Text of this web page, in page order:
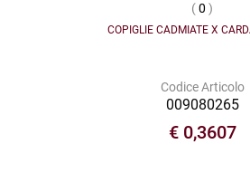
(0 )
COPIGLIE CADMIATE X
Codice Articolo
009080265
€ 0,3607